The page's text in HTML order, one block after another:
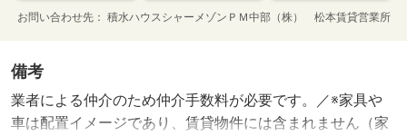
お問い合わせ先 積水ハウスシャーメゾンＰＭ中部（株） 松本賃貸営業所
備考
業者による仲介のため仲介手数料が必要です。／※家具や
車は配置イメージであり、賃貸物件には含まれません（家